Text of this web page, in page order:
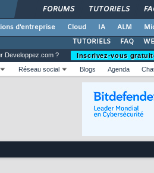
FORUMS TUTORIELS
d'entreprise Cloud IA ALM
TUTORIELS
FAQ
Developpez.com ?
Inscrivez-vous
Réseau social Blogs Agenda